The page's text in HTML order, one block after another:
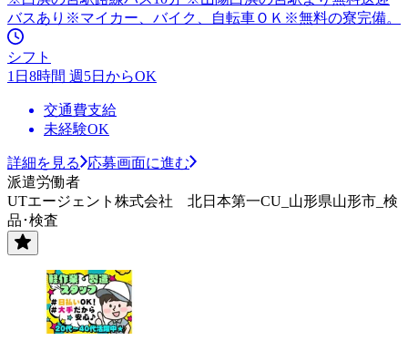
バスあり※マイカー、バイク、自転車ＯＫ※無料の寮完備。
シフト
1日8時間 週5日からOK
交通費支給
未経験OK
詳細を見る
応募画面に進む
派遣労働者
UTエージェント株式会社 北日本第一CU_山形県山形市_検
品･検査